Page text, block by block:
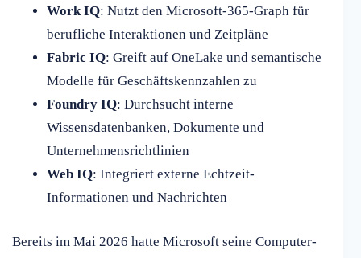
Work IQ: Nutzt den Microsoft-365-Graph für
berufliche Interaktionen und Zeitpläne
Fabric IQ: Greift auf OneLake und semantische
Modelle für Geschäftskennzahlen zu
Foundry IQ: Durchsucht interne
Wissensdatenbanken, Dokumente und
Unternehmensrichtlinien
Web IQ: Integriert externe Echtzeit-
Informationen und Nachrichten
Bereits im Mai 2026 hatte Microsoft seine Computer-